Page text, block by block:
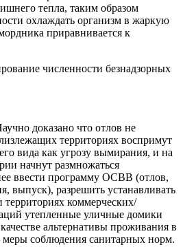
тепла, таким образом
охлаждать организм в жаркую
приравнивается к
численности безнадзорных
доказано что отлов не
территориях воспримут
вида как угрозу вымирания, и на
начнут размножаться
ввести программу ОСВВ (отлов,
выпуск), разрешить устанавливать
коммерческих/
утепленные уличные домики
альтернативы проживания в
соблюдения санитарных норм.